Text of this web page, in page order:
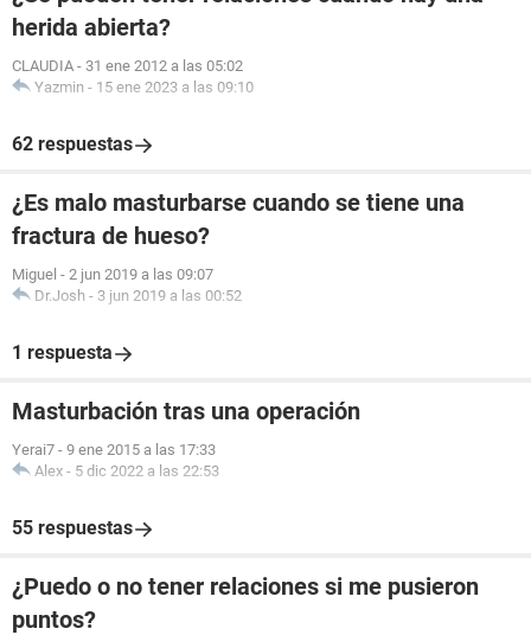
herida abierta?
CLAUDIA - 31 ene 2012 a las 05:02
Yazmin - 15 ene 2023 a las 09:10
62 respuestas
¿Es malo masturbarse cuando se tiene una
fractura de hueso?
Miguel - 2 jun 2019 a las 09:07
Dr.Josh - 3 jun 2019 a las 00:52
1 respuesta
Masturbación tras una operación
Yerai7 - 9 ene 2015 a las 17:33
Alex - 5 dic 2022 a las 22:53
55 respuestas
¿Puedo o no tener relaciones si me pusieron
puntos?